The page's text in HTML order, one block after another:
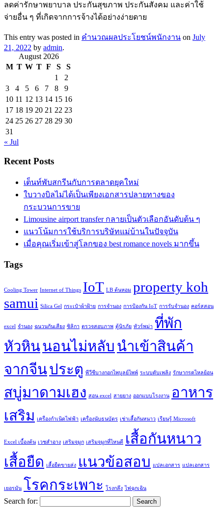
ลดค่ารักษาพยาบาล ประกันสุขภาพ ประกันสังคม และค่าใช้
จ่ายอื่น ๆ ที่เกิดจากการจ้างได้อย่างง่ายดาย
This entry was posted in คำนวณผลประโยชน์พนักงาน on July
21, 2022 by admin.
August 2026
M T W T F S
S
1
2
3
4 5 6 7 8
9
10 11 12 13 14 15 16
17 18 19 20 21 22 23
24 25 26 27 28 29 30
31
« Jul
Recent Posts
เต็นท์พับสกรีนกับการตลาดยุคใหม่
ใบวางบิลไม่ได้เป็นเพียงเอกสารปลายทางของ
กระบวนการขาย
Limousine airport transfer กลายเป็นตัวเลือกอันดับต้น ๆ
แนวโน้มการใช้บริการบริษัทแม่บ้านในปัจจุบัน
เมื่อคุณเริ่มเข้าสู่โลกของ best romance novels มากขึ้น
Tags
Cooling Tower Internet of Things IoT LB ต้นหอม property koh
samui Silica Gel กระเป๋าผ้าฝ้าย การจำนอง การป้องกัน IoT การรับจำนอง คอร์สสอน
excel จำนอง ฉนวนกันเสียง ซิลิกา ตรวจสอบภาพ ตู้นิรภัย ทัวร์พม่า ที่พัก
หัวหินนอนไม่หลับ นำเข้าสินค้า
จากจีนประตู พีวีซีบางกอกไพบูลย์ไพพ์ ระบบดับเพลิง รักษากรดไหลย้อน
สบู่มาดามเฮง สอน excel สายยาง ออกแบบโรงงาน อาหาร
เสริม เครื่องกำเนิดไฟฟ้า เครื่องนับธนบัตร เช่าเสื้อกันหนาว เรียนรู้ Microsoft
Excel เบื้องต้น เวชสำอาง เสริมจมูก เสริมจมูกที่ไหนดี
เสื้อกันหนาว
เสื้อยืด เสื้อยืดขายส่ง แนวข้อสอบ แปลเอกสาร แปลเอกสาร
เยอรมัน โรคกระเพาะ โรงกลึง ไฟฉุกเฉิน
Search for: